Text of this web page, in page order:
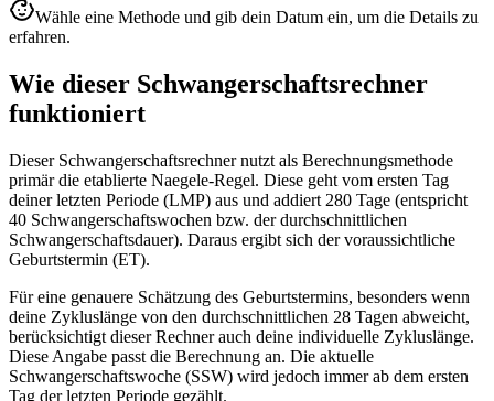
Wähle eine Methode und gib dein Datum ein, um die Details zu
erfahren.
Wie dieser Schwangerschaftsrechner
funktioniert
Dieser Schwangerschaftsrechner nutzt als Berechnungsmethode
primär die etablierte Naegele-Regel. Diese geht vom ersten Tag
deiner letzten Periode (LMP) aus und addiert 280 Tage (entspricht
40 Schwangerschaftswochen bzw. der durchschnittlichen
Schwangerschaftsdauer). Daraus ergibt sich der voraussichtliche
Geburtstermin (ET).
Für eine genauere Schätzung des Geburtstermins, besonders wenn
deine Zykluslänge von den durchschnittlichen 28 Tagen abweicht,
berücksichtigt dieser Rechner auch deine individuelle Zykluslänge.
Diese Angabe passt die Berechnung an. Die aktuelle
Schwangerschaftswoche (SSW) wird jedoch immer ab dem ersten
Tag der letzten Periode gezählt.